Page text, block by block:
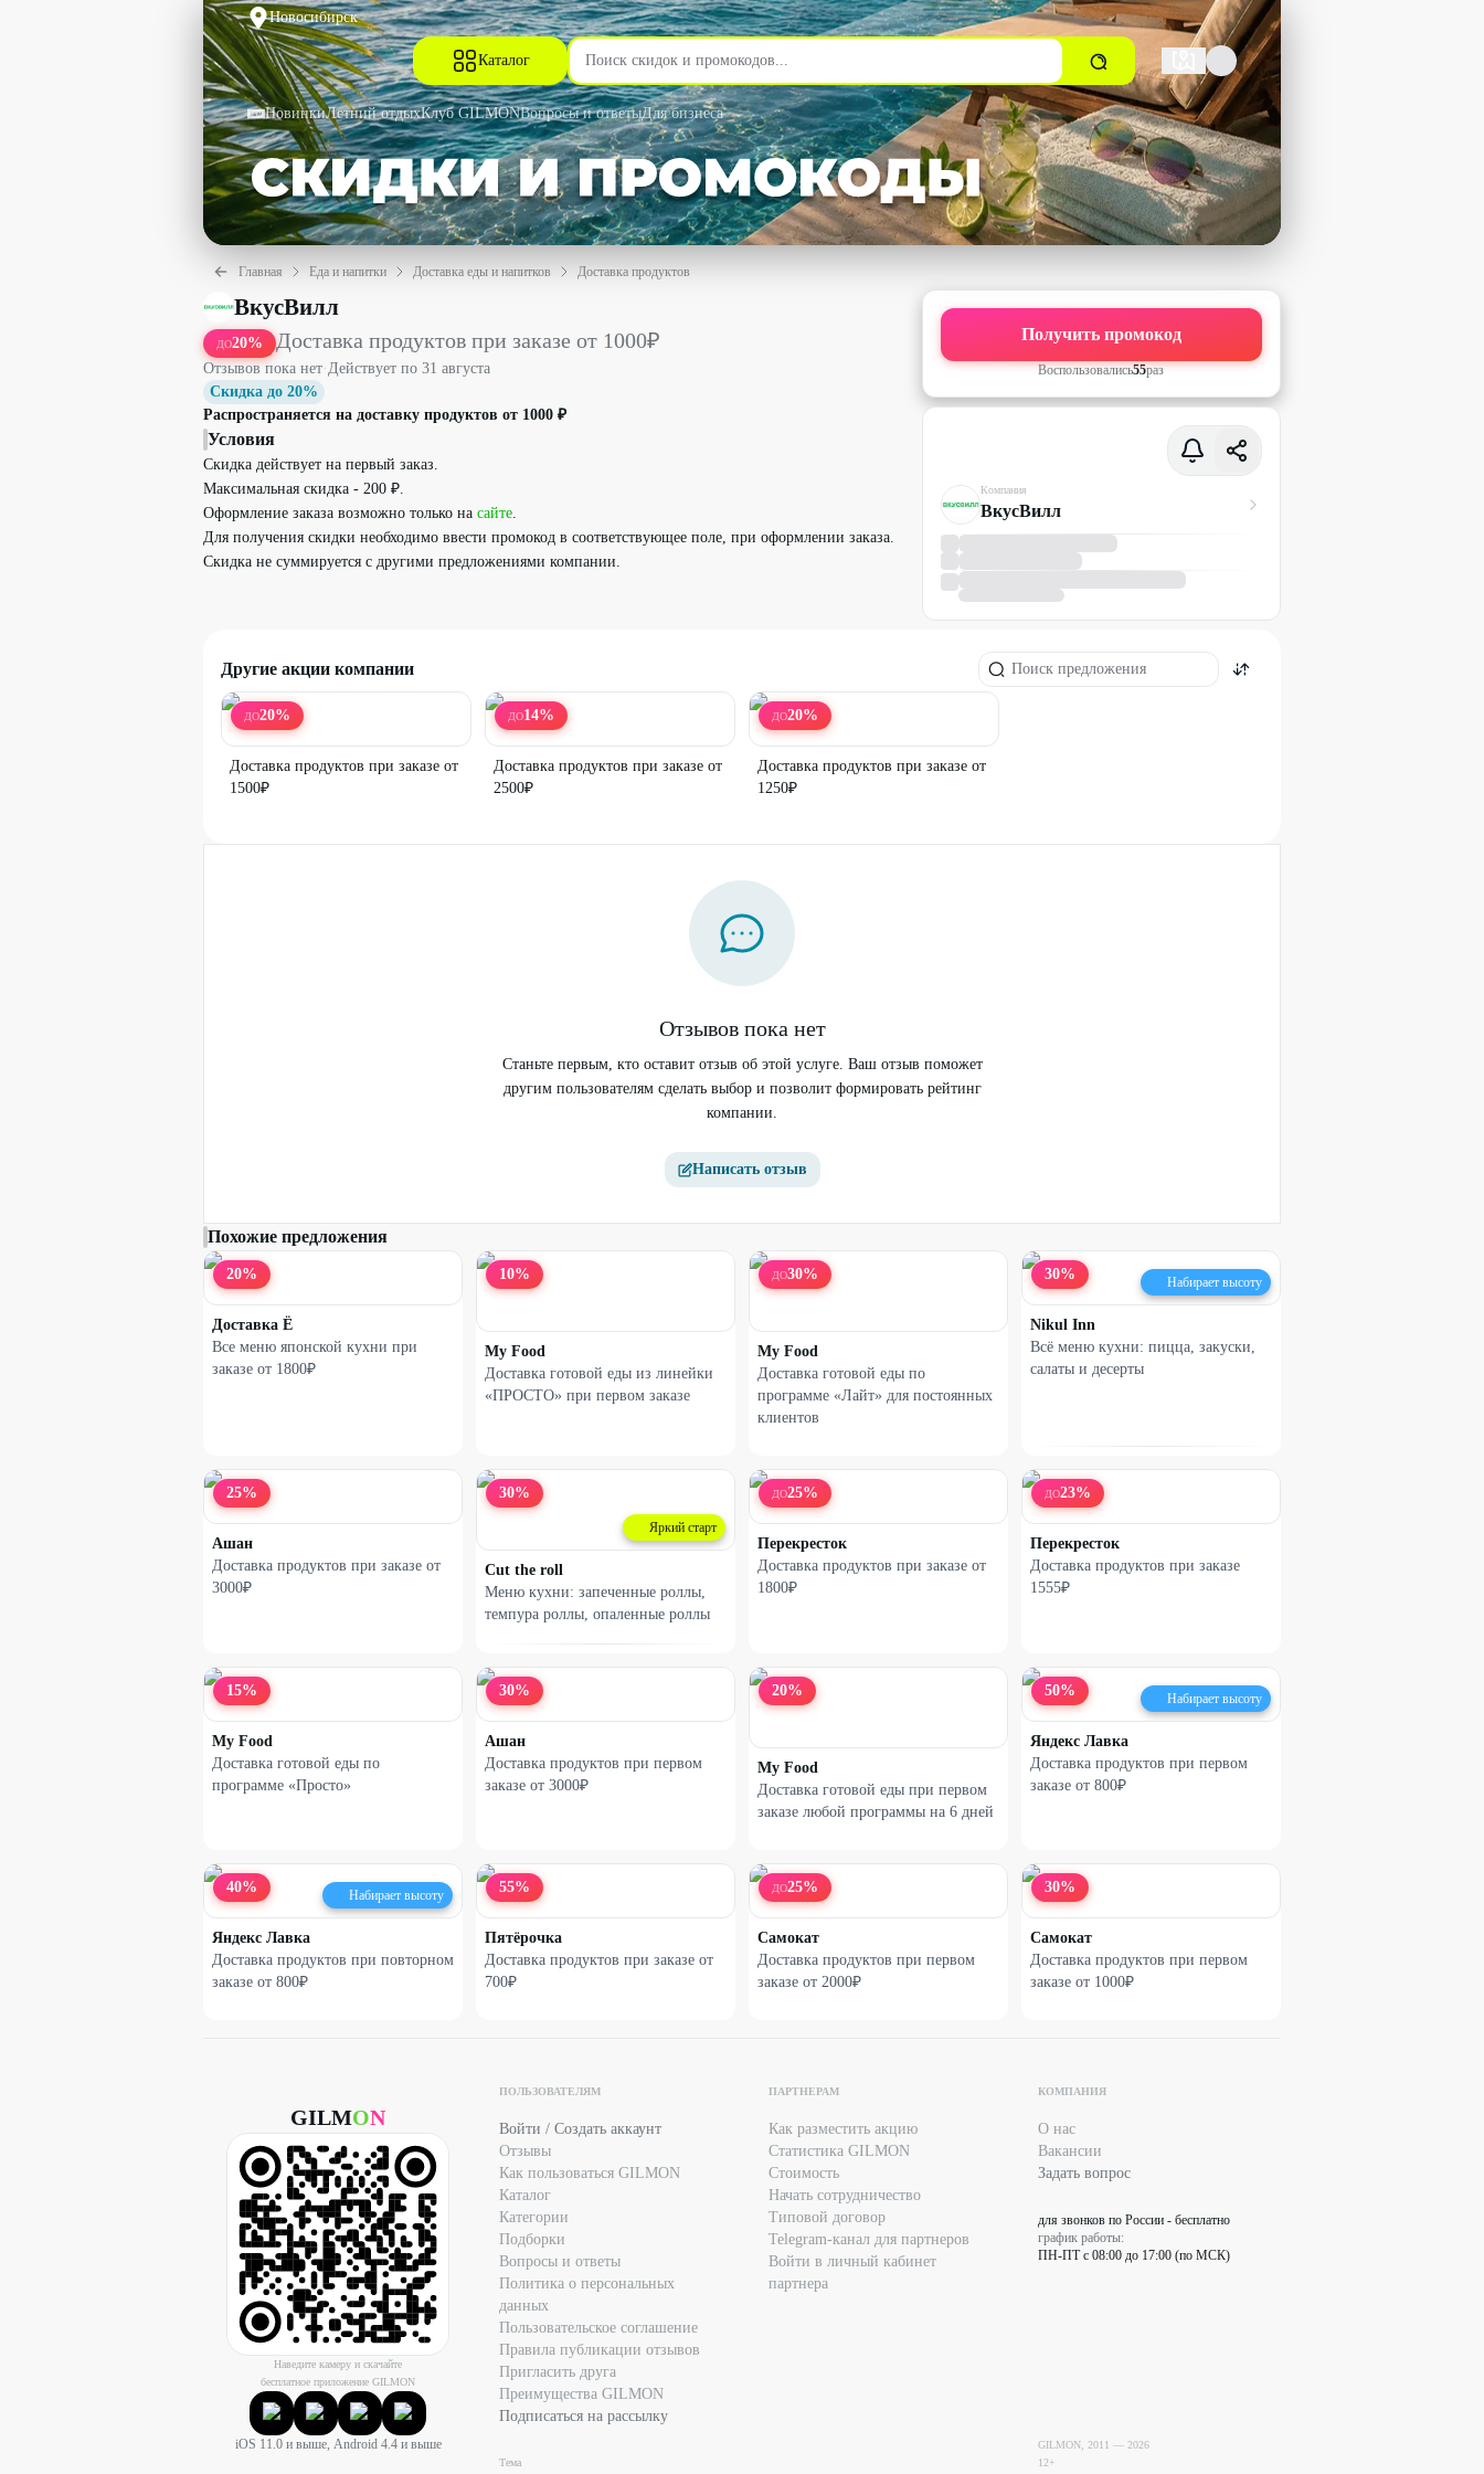
Новосибирск
Каталог
НовинкиЛетний отдыхКлуб GILMONВопросы и ответыДля бизнеса
Главная Еда и напитки Доставка еды и напитков Доставка продуктов
Доставка продуктов при заказе от 1000₽ со скидкой до 20% - ВкусВилл в Новосибирске
ВкусВилл
ДО20% Доставка продуктов при заказе от 1000₽
Отзывов пока нет·Действует по 31 августа
Скидка до 20%
Распространяется на доставку продуктов от 1000 ₽
Условия
Скидка действует на первый заказ.
Максимальная скидка - 200 ₽.
Оформление заказа возможно только на сайте.
Для получения скидки необходимо ввести промокод в соответствующее поле, при оформлении заказа.
Скидка не суммируется с другими предложениями компании.
Получить промокод
Воспользовались55раз
Компания
ВкусВилл
Другие акции компании
ДО20%
Доставка продуктов при заказе от
1500₽
ДО14%
Доставка продуктов при заказе от
2500₽
ДО20%
Доставка продуктов при заказе от
1250₽
Отзывов пока нет
Станьте первым, кто оставит отзыв об этой услуге. Ваш отзыв поможет
другим пользователям сделать выбор и позволит формировать рейтинг
компании.
Написать отзыв
Похожие предложения
20%
Доставка Ё
Все меню японской кухни при
заказе от 1800₽
10%
My Food
Доставка готовой еды из линейки
«ПРОСТО» при первом заказе
ДО30%
My Food
Доставка готовой еды по
программе «Лайт» для постоянных
клиентов
30% Набирает высоту
Nikul Inn
Всё меню кухни: пицца, закуски,
салаты и десерты
25%
Ашан
Доставка продуктов при заказе от
3000₽
30%
Яркий старт
Cut the roll
Меню кухни: запеченные роллы,
темпура роллы, опаленные роллы
ДО25%
Перекресток
Доставка продуктов при заказе от
1800₽
ДО23%
Перекресток
Доставка продуктов при заказе
1555₽
15%
My Food
Доставка готовой еды по
программе «Просто»
30%
Ашан
Доставка продуктов при первом
заказе от 3000₽
20%
My Food
Доставка готовой еды при первом
заказе любой программы на 6 дней
50% Набирает высоту
Яндекс Лавка
Доставка продуктов при первом
заказе от 800₽
40% Набирает высоту
Яндекс Лавка
Доставка продуктов при повторном
заказе от 800₽
55%
Пятёрочка
Доставка продуктов при заказе от
700₽
ДО25%
Самокат
Доставка продуктов при первом
заказе от 2000₽
30%
Самокат
Доставка продуктов при первом
заказе от 1000₽
GILMON
Наведите камеру и скачайте
бесплатное приложение GILMON
iOS 11.0 и выше, Android 4.4 и выше
ПОЛЬЗОВАТЕЛЯМ
Войти / Создать аккаунт
Отзывы
Как пользоваться GILMON
Каталог
Категории
Подборки
Вопросы и ответы
Политика о персональных
данных
Пользовательское соглашение
Правила публикации отзывов
Пригласить друга
Преимущества GILMON
Подписаться на рассылку
Тема
ПАРТНЕРАМ
Как разместить акцию
Статистика GILMON
Стоимость
Начать сотрудничество
Типовой договор
Telegram-канал для партнеров
Войти в личный кабинет
партнера
КОМПАНИЯ
О нас
Вакансии
Задать вопрос
для звонков по России - бесплатно
график работы:
ПН-ПТ с 08:00 до 17:00 (по МСК)
GILMON, 2011 — 2026
12+